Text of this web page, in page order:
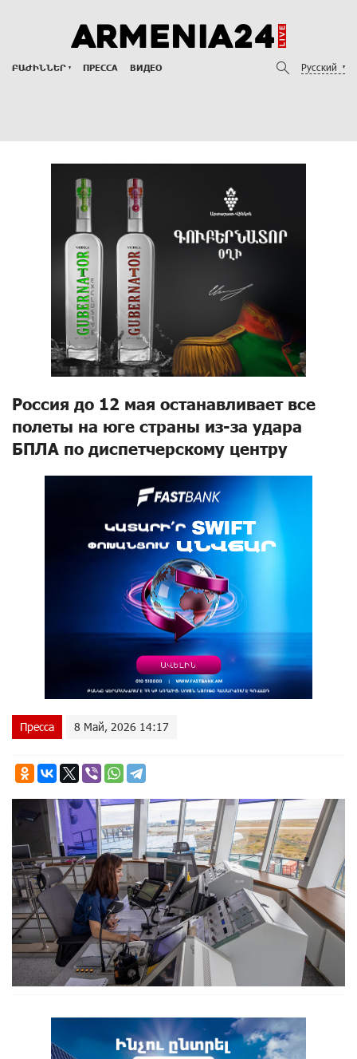
ԲԱԺԻՆՆԵՐ ПРЕССА ВИДЕО Русский
Россия до 12 мая останавливает все
полеты на юге страны из-за удара
БПЛА по диспетчерскому центру
Пресса 8 Май, 2026 14:17